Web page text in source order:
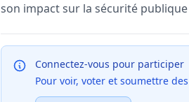
son impact sur la sécurité
Connectez-vous pour participer
Pour voir, voter et soumettre